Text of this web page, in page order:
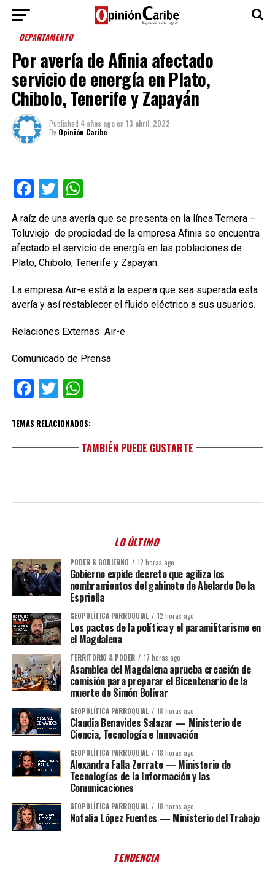
DEPARTAMENTO
Por avería de Afinia afectado
servicio de energía en Plato,
Chibolo, Tenerife y Zapayán
Published 4 años agoon 13 abril, 2022
By Opinión Caribe
Facebook
TwitterWhatsApp
A raíz de una avería que se presenta en la línea Ternera –
Toluviejo de propiedad de la empresa Afinia se encuentra
afectado el servicio de energía en las poblaciones de
Plato, Chibolo, Tenerife y Zapayán.
La empresa Air-e está a la espera que sea superada esta
avería y así restablecer el fluido eléctrico a sus usuarios.
Relaciones Externas Air-e
Comunicado de Prensa
Facebook
TwitterWhatsApp
TEMAS RELACIONADOS:
TAMBIÉN PUEDE GUSTARTE
LO ÚLTIMO
PODER & GOBIERNO 12 horas ago
Gobierno expide decreto que agiliza los
nombramientos del gabinete de Abelardo De la
Espriella
GEOPOLÍTICA PARROQUIAL 12 horas ago
Los pactos de la política y el paramilitarismo en
el Magdalena
TERRITORIO & PODER 17 horas ago
Asamblea del Magdalena aprueba creación de
comisión para preparar el Bicentenario de la
muerte de Simón Bolívar
GEOPOLÍTICA PARROQUIAL 18 horas ago
Claudia Benavides Salazar — Ministerio de
Ciencia, Tecnología e Innovación
GEOPOLÍTICA PARROQUIAL 18 horas ago
Alexandra Falla Zerrate — Ministerio de
Tecnologías de la Información y las
Comunicaciones
GEOPOLÍTICA PARROQUIAL 18 horas ago
Natalia López Fuentes — Ministerio del Trabajo
TENDENCIA